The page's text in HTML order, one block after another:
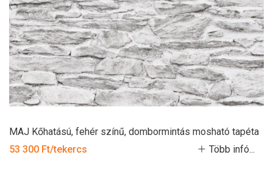
MAJ Kőhatású, fehér színű, dombormintás mosható tapéta
53 300 Ft/tekercs
Több infó...